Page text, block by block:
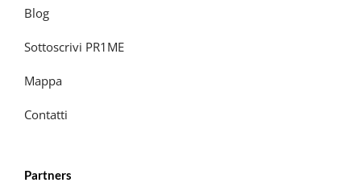
Blog
Sottoscrivi PR1ME
Mappa
Contatti
Partners